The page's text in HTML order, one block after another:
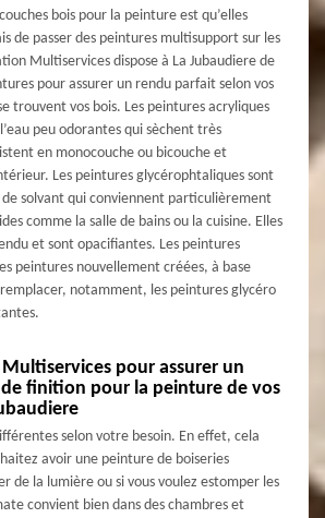
bois pour la peinture est qu’elles
de passer des peintures multisupport sur les
Multiservices dispose à La Jubaudiere de
pour assurer un rendu parfait selon vos
trouvent vos bois. Les peintures acryliques
peu odorantes qui sèchent très
en monocouche ou bicouche et
Les peintures glycérophtaliques sont
de solvant qui conviennent particulièrement
comme la salle de bains ou la cuisine. Elles
et sont opacifiantes. Les peintures
peintures nouvellement créées, à base
remplacer, notamment, les peintures glycéro
pour assurer un
finition pour la peinture de vos
selon votre besoin. En effet, cela
avoir une peinture de boiseries
de la lumière ou si vous voulez estomper les
convient bien dans des chambres et